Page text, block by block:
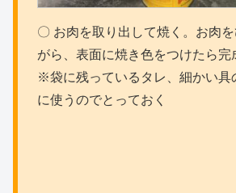
〇 お肉を取り出して焼く。お肉
がら、表面に焼き色をつけたら完
※袋に残っているタレ、細かい具
に使うのでとっておく